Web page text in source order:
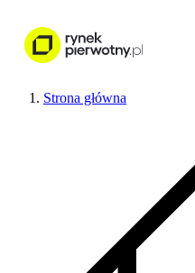
Strona główna